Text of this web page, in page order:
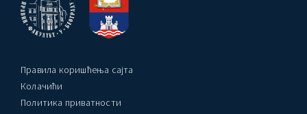
Правила коришћења сајта
Колачићи
Политика приватности